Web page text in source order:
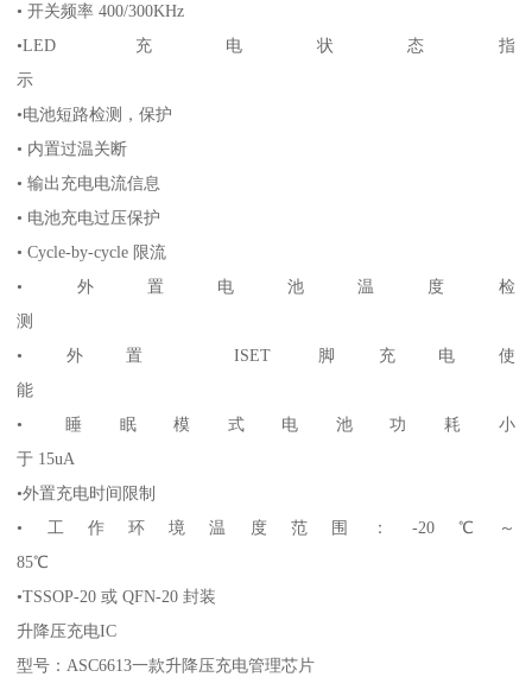
• 开关频率 400/300KHz
•LED 充电状态指
示
•电池短路检测，保护
• 内置过温关断
• 输出充电电流信息
• 电池充电过压保护
• Cycle-by-cycle 限流
•外置电池温度检
测
•外置 ISET 脚充电使
能
• 睡眠模式电池功耗小
于 15uA
•外置充电时间限制
•工作环境温度范围：-20℃～
85℃
•TSSOP-20 或 QFN-20 封装
升降压充电IC
型号：ASC6613一款升降压充电管理芯片